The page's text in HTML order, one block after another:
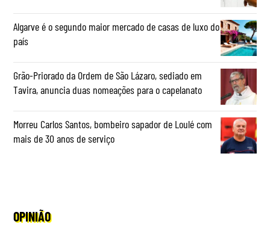
Algarve é o segundo maior mercado de casas de luxo do
país
Grão-Priorado da Ordem de São Lázaro, sediado em
Tavira, anuncia duas nomeações para o capelanato
Morreu Carlos Santos, bombeiro sapador de Loulé com
mais de 30 anos de serviço
OPINIÃO